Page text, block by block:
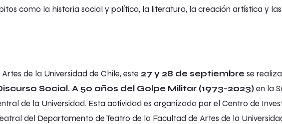
como la historia social y política, la literatura, la creación artística y
de la Universidad de Chile, este 27 y 28 de septiembre se
Social. A 50 años del Golpe Militar (1973-2023)en la
de la Universidad. Esta actividad es organizada por el Centro de
del Departamento de Teatro de la Facultad de Artes de la